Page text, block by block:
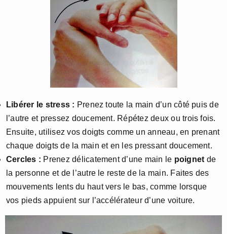
Libérer le stress : Prenez toute la main d’un côté puis de
l’autre et pressez doucement. Répétez deux ou trois fois.
Ensuite, utilisez vos doigts comme un anneau, en prenant
chaque doigts de la main et en les pressant doucement.
Cercles : Prenez délicatement d’une main le poignet de
la personne et de l’autre le reste de la main. Faites des
mouvements lents du haut vers le bas, comme lorsque
vos pieds appuient sur l’accélérateur d’une voiture.